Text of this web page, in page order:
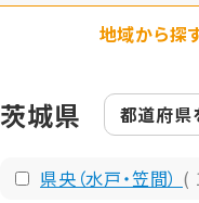
地域から探
茨城県 都道府県
県央（水戸・笠間） (